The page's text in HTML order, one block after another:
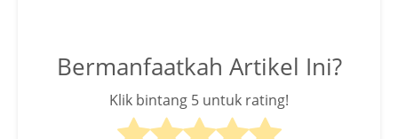
Bermanfaatkah Artikel Ini?
Klik bintang 5 untuk rating!